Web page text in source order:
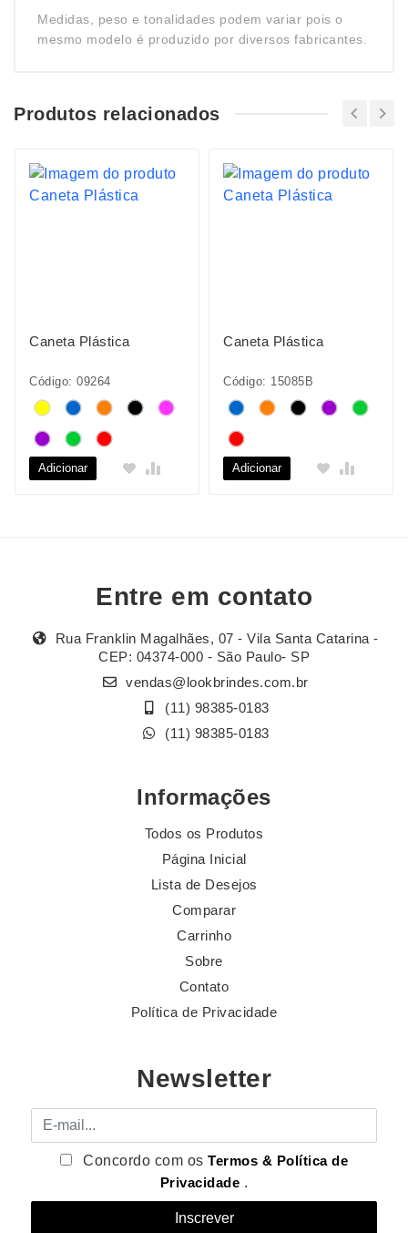
Medidas, peso e tonalidades podem variar pois o
mesmo modelo é produzido por diversos fabricantes.
Produtos relacionados
Caneta Plástica
Código: 09264
Adicionar
Caneta Plástica
Código: 15085B
Adicionar
Entre em contato
Rua Franklin Magalhães, 07 - Vila Santa Catarina -
CEP: 04374-000 - São Paulo- SP
vendas@lookbrindes.com.br
(11) 98385-0183
(11) 98385-0183
Informações
Todos os Produtos
Página Inicial
Lista de Desejos
Comparar
Carrinho
Sobre
Contato
Política de Privacidade
Newsletter
E-mail
Concordo com osTermos & Política de
Privacidade .